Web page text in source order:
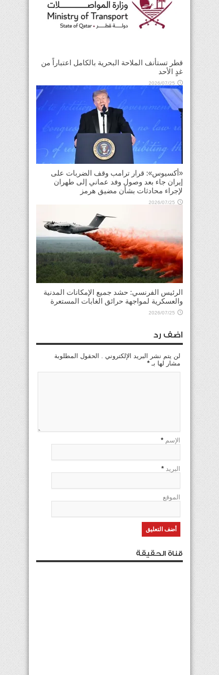
قطر تستأنف الملاحة البحرية بالكامل اعتباراً من
غدٍ الأحد
2026/07/25
«أكسيوس»: قرار ترامب وقف الضربات على
إيران جاء بعد وصول وفد عماني إلى طهران
لإجراء محادثات بشأن مضيق هرمز
2026/07/25
الرئيس الفرنسي: حشد جميع الإمكانات المدنية
والعسكرية لمواجهة حرائق الغابات المستعرة
2026/07/25
اضف رد
لن يتم نشر البريد الإلكتروني . الحقول المطلوبة
مشار لها بـ *
الإسم *
البريد *
الموقع
قناة الحقيقة